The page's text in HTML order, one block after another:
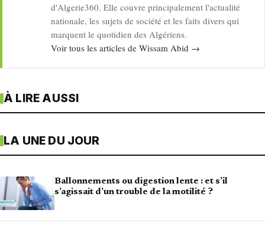
d'Algerie360. Elle couvre principalement l'actualité
nationale, les sujets de société et les faits divers qui
marquent le quotidien des Algériens.
Voir tous les articles de Wissam Abid →
À LIRE AUSSI
LA UNE DU JOUR
Ballonnements ou digestion lente : et s’il
s’agissait d’un trouble de la motilité ?